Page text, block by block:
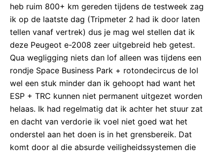
heb ruim 800+ km gereden tijdens de testweek zag
ik op de laatste dag (Tripmeter 2 had ik door laten
tellen vanaf vertrek) dus je mag wel stellen dat ik
deze Peugeot e-2008 zeer uitgebreid heb getest.
Qua wegligging niets dan lof alleen was tijdens een
rondje Space Business Park + rotondecircus de lol
wel een stuk minder dan ik gehoopt had want het
ESP + TRC kunnen niet permanent uitgezet worden
helaas. Ik had regelmatig dat ik achter het stuur zat
en dacht van verdorie ik voel niet goed wat het
onderstel aan het doen is in het grensbereik. Dat
komt door al die absurde veiligheidssystemen die